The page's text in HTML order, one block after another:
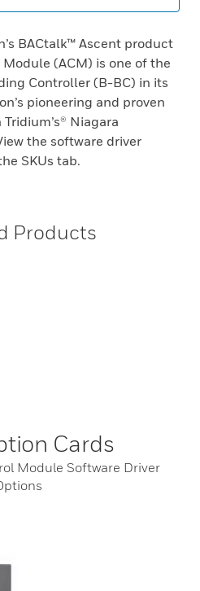
BACtalk™ Ascent product
(ACM) is one of the
Controller (B-BC) in its
pioneering and proven
Niagara
the software driver
SKUs tab.
Products
Cards
Module Software Driver